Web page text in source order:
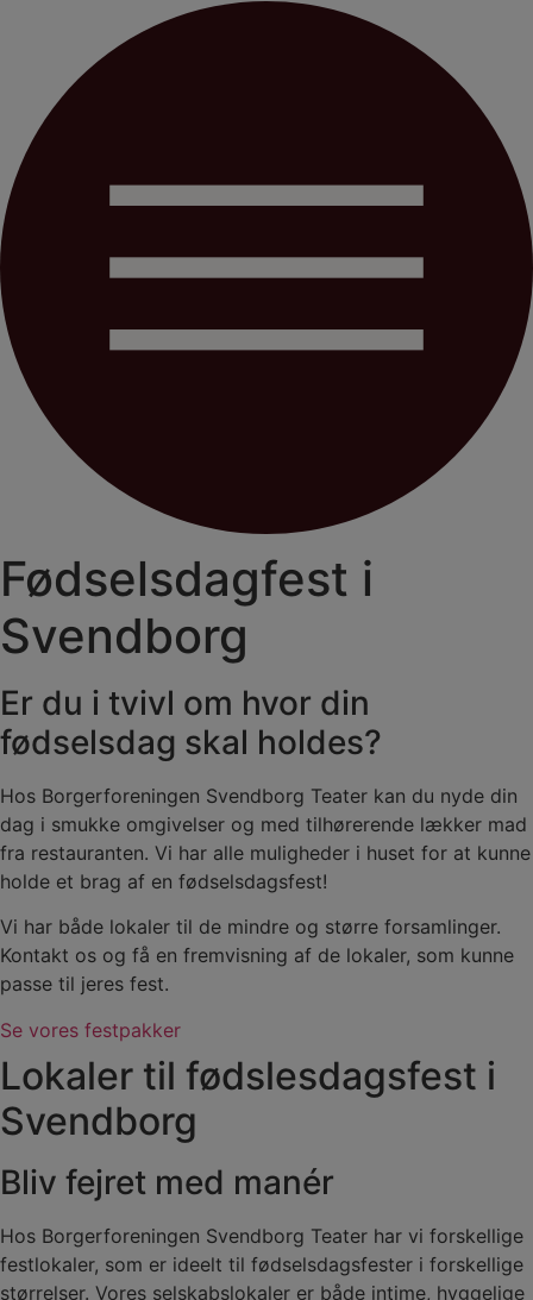
Fødselsdagfest i
Svendborg
Er du i tvivl om hvor din
fødselsdag skal holdes?
Hos Borgerforeningen Svendborg Teater kan du nyde din
dag i smukke omgivelser og med tilhørerende lækker mad
fra restauranten. Vi har alle muligheder i huset for at kunne
holde et brag af en fødselsdagsfest!
Vi har både lokaler til de mindre og større forsamlinger.
Kontakt os og få en fremvisning af de lokaler, som kunne
passe til jeres fest.
Se vores festpakker
Lokaler til fødslesdagsfest i
Svendborg
Bliv fejret med manér
Hos Borgerforeningen Svendborg Teater har vi forskellige
festlokaler, som er ideelt til fødselsdagsfester i forskellige
størrelser. Vores selskabslokaler er både intime, hyggelige